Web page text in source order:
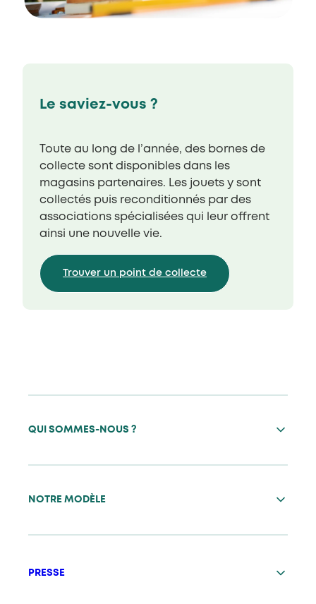
Le saviez-vous ?
Toute au long de l’année, des bornes de
collecte sont disponibles dans les
magasins partenaires. Les jouets y sont
collectés puis reconditionnés par des
associations spécialisées qui leur offrent
ainsi une nouvelle vie.
Trouver un point de collecte
QUI SOMMES-NOUS ?
NOTRE MODÈLE
PRESSE